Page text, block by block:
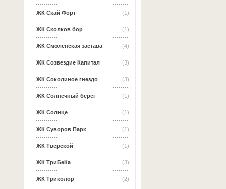
(1)
ЖК Скай Форт
(1)
ЖК Сколков бор
(4)
ЖК Смоленская застава
(3)
ЖК Созвездие Капитал
(3)
ЖК Соколиное гнездо
(1)
ЖК Солнечный берег
(1)
ЖК Солнце
(1)
ЖК Суворов Парк
(1)
ЖК Тверской
(3)
ЖК ТриБеКа
(2)
ЖК Триколор